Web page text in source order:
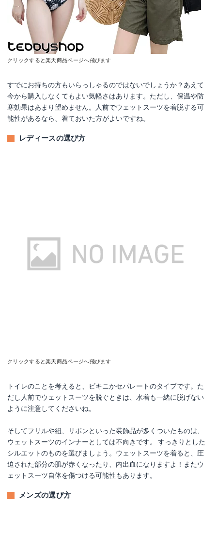
クリックすると楽天商品ページへ飛びます
すでにお持ちの方もいらっしゃるのではないでしょうか？あえて
今から購入しなくてもよい気軽さはあります。ただし、保温や防
寒効果はあまり望めません。人前でウェットスーツを着脱する可
能性があるなら、着ておいた方がよいですね。
レディースの選び方
クリックすると楽天商品ページへ飛びます
トイレのことを考えると、ビキニかセパレートのタイプです。た
だし人前でウェットスーツを脱ぐときは、水着も一緒に脱げない
ように注意してくださいね。
そしてフリルや紐、リボンといった装飾品が多くついたものは、
ウェットスーツのインナーとしては不向きです。 すっきりとした
シルエットのものを選びましょう。ウェットスーツを着ると、圧
迫された部分の肌が赤くなったり、内出血になりますよ！またウ
ェットスーツ自体を傷つける可能性もあります。
メンズの選び方